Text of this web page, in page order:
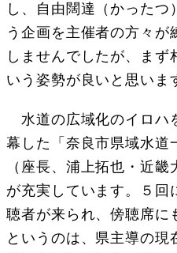
し、自由闊達（かった
う企画を主催者の方々
しませんでしたが、まず
いう姿勢が良いと思いま
水道の広域化のイロハ
幕した「奈良市県域水道
（座長、浦上拓也・近
が充実しています。５回
聴者が来られ、傍聴席に
というのは、県主導の現